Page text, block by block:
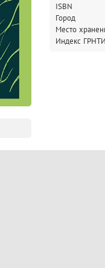
ISBN
Город
Место
Индекс ГРНТИ